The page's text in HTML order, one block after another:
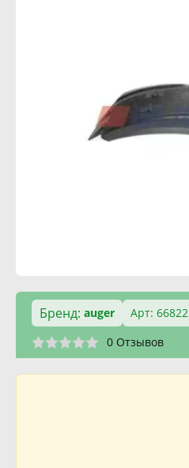
Бренд: auger
Арт: 66822
0 Отзывов